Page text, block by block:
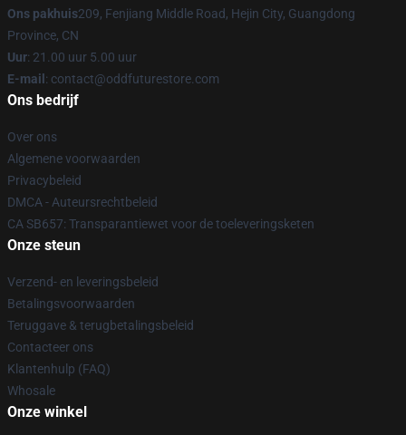
Ons pakhuis209, Fenjiang Middle Road, Hejin City, Guangdong
Province, CN
Uur: 21.00 uur 5.00 uur
E-mail : contact@oddfuturestore.com
Ons bedrijf
Over ons
Algemene voorwaarden
Privacybeleid
DMCA - Auteursrechtbeleid
CA SB657: Transparantiewet voor de toeleveringsketen
Onze steun
Verzend- en leveringsbeleid
Betalingsvoorwaarden
Teruggave & terugbetalingsbeleid
Contacteer ons
Klantenhulp (FAQ)
Whosale
Onze winkel